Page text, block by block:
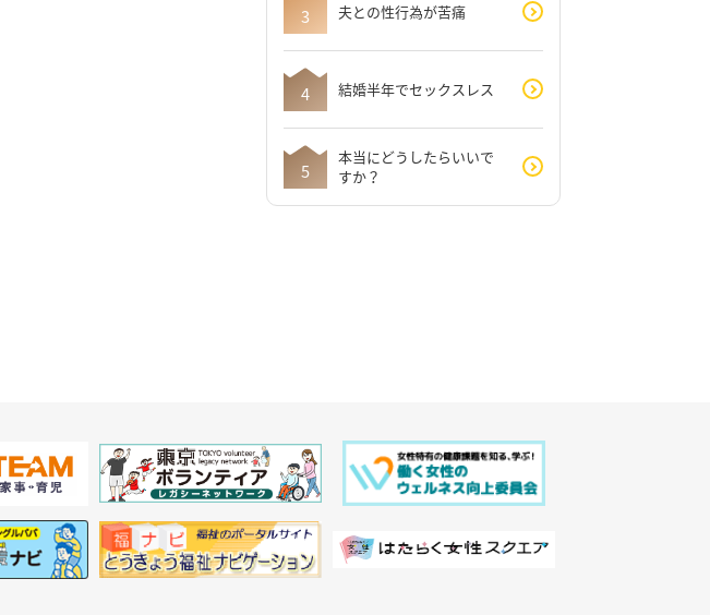
夫との性行為が苦痛
結婚半年でセックスレス
本当にどうしたらいいで
すか？